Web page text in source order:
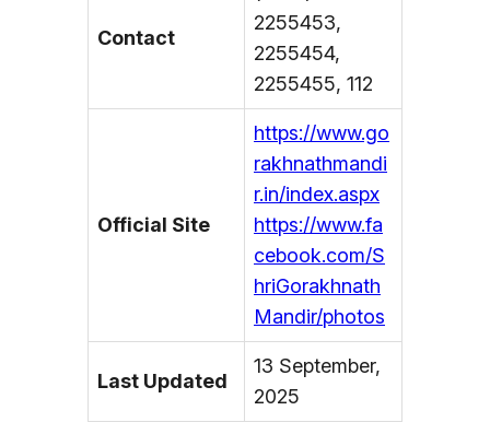
Contact
2255453,
2255454,
2255455, 112
Official Site
https://www.go
rakhnathmandi
r.in/index.aspx
https://www.fa
cebook.com/S
hriGorakhnath
Mandir/photos
Last Updated
13 September,
2025